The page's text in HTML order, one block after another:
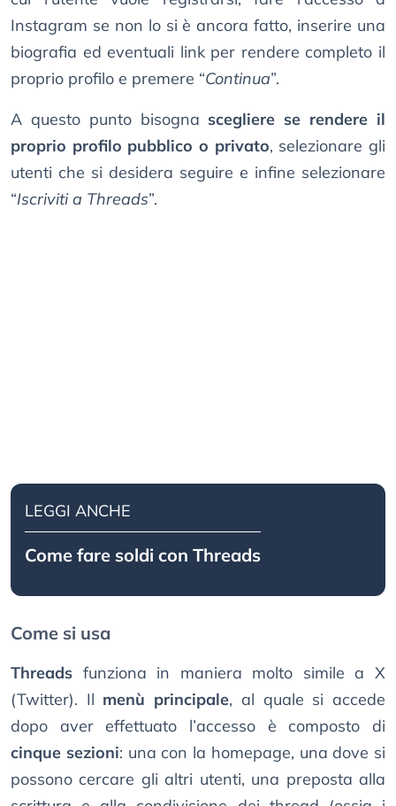
Instagram se non lo si è ancora fatto, inserire una
biografia ed eventuali link per rendere completo il
proprio profilo e premere “Continua”.
A questo punto bisogna scegliere se rendere il
proprio profilo pubblico o privato, selezionare gli
utenti che si desidera seguire e infine selezionare
“Iscriviti a Threads”.
LEGGI ANCHE
Come fare soldi con Threads
Come si usa
Threads funziona in maniera molto simile a X
(Twitter). Il menù principale, al quale si accede
dopo aver effettuato l’accesso è composto di
cinque sezioni: una con la homepage, una dove si
possono cercare gli altri utenti, una preposta alla